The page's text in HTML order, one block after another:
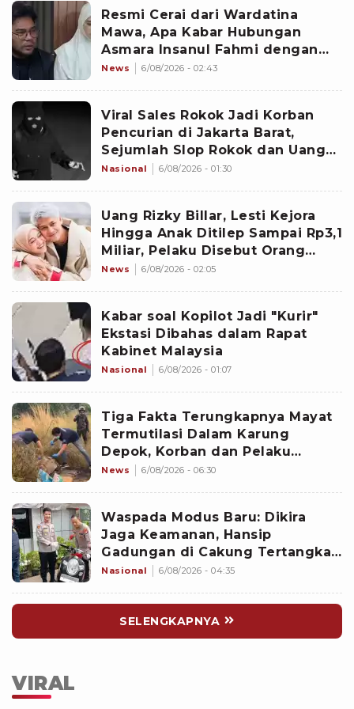
Resmi Cerai dari Wardatina
Mawa, Apa Kabar Hubungan
Asmara Insanul Fahmi dengan
Inara Rusli?
News 6/08/2026 - 02:43
Viral Sales Rokok Jadi Korban
Pencurian di Jakarta Barat,
Sejumlah Slop Rokok dan Uang
Setoran Raib
Nasional 6/08/2026 - 01:30
Uang Rizky Billar, Lesti Kejora
Hingga Anak Ditilep Sampai Rp3,1
Miliar, Pelaku Disebut Orang
Terdekat
News 6/08/2026 - 02:05
Kabar soal Kopilot Jadi "Kurir"
Ekstasi Dibahas dalam Rapat
Kabinet Malaysia
Nasional 6/08/2026 - 01:07
Tiga Fakta Terungkapnya Mayat
Termutilasi Dalam Karung
Depok, Korban dan Pelaku
Berkenalan di Media Sosial
News 6/08/2026 - 06:30
Waspada Modus Baru: Dikira
Jaga Keamanan, Hansip
Gadungan di Cakung Tertangkap
Basah Curi Motor
Nasional 6/08/2026 - 04:35
SELENGKAPNYA
VIRAL